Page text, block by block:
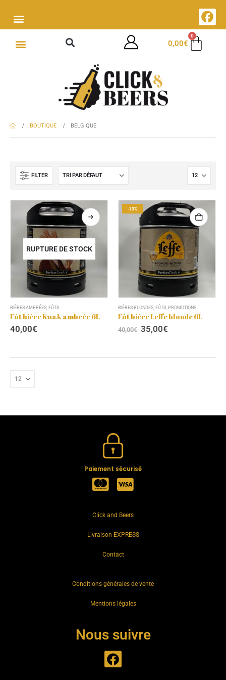
0,00€
0
BOUTIQUE BELGIQUE
FILTER
RUPTURE DE STOCK
BIÈRES AMBRÉES FÛTS
Fût bière Kwak ambrée 6L
40,00€
-13%
BIÈRES BLONDES FÛTS PROMOTIONS
Fût bière Leffe blonde 6L
40,00€ 35,00€
Paiement sécurisé
Click and Beers
Livraison EXPRESS
Contact
Conditions générales de vente
Mentions légales
Nous suivre